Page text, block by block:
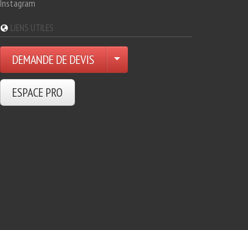
Instagram
LIENS UTILES
DEMANDE DE DEVIS
ESPACE PRO